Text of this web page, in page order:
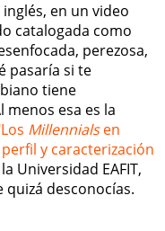
en un video
catalogada como
perezosa,
pasaría si te
tiene
menos esa es la
Millennialsen
y caracterización
Universidad EAFIT,
desconocías.